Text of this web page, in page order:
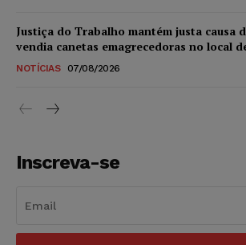
Justiça do Trabalho mantém justa causa
vendia canetas emagrecedoras no local
NOTÍCIAS 07/08/2026
Inscreva-se